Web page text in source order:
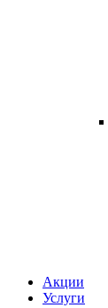
Акции
Услуги